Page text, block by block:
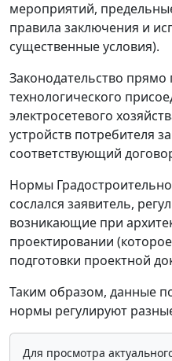
мероприятий,
правила заключения и
существенные условия).
Законодательство прямо
технологического
электросетевого
устройств потребителя
соответствующий
Нормы
сослался заявитель,
возникающие при
проектировании
подготовки проектной
Таким образом, данные
нормы регулируют
Для просмотра